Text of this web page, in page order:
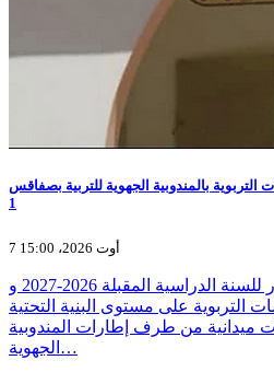
بالمندوبية الجهوية للتربية بصفاقس
1
7 أوت 2026، 15:00
في إطار الإستعداد للمرور للسنة الدراسية المقبلة 2026-2027 و
التربوية على مستوى البنية التحتية
ميدانية من طرف إطارات المندوبية
الجهوية…